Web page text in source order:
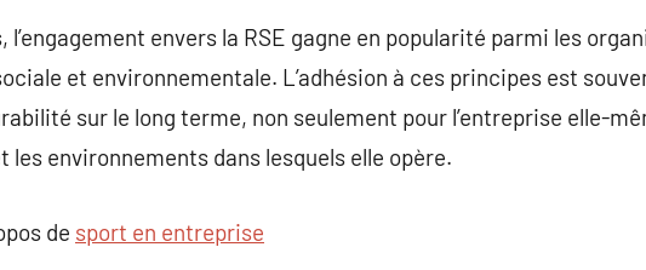
l’engagement envers la RSE gagne en popularité parmi les
et environnementale. L’adhésion à ces principes est
sur le long terme, non seulement pour l’entreprise elle-
les environnements dans lesquels elle opère.
de sport en entreprise